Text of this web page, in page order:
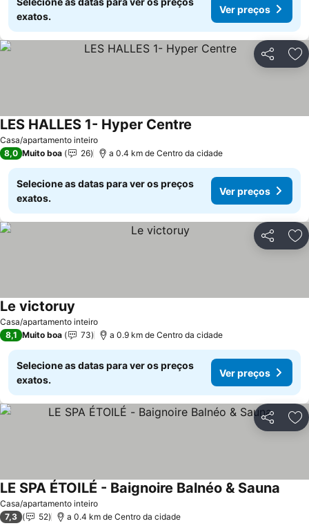
exatos.
Ver preços
Partilhar
Casa/apartamento inteiro
LES HALLES 1- Hyper Centre
8,0 Muito boa 26 a 0.4 km de Centro da cidade
Selecione as datas para ver os preços
exatos.
Ver preços
Partilhar
Casa/apartamento inteiro
Le victoruy
8,1 Muito boa 73 a 0.9 km de Centro da cidade
Selecione as datas para ver os preços
exatos.
Ver preços
Partilhar
Casa/apartamento inteiro
LE SPA ÉTOILÉ - Baignoire Balnéo & Sauna
7,3 52 a 0.4 km de Centro da cidade